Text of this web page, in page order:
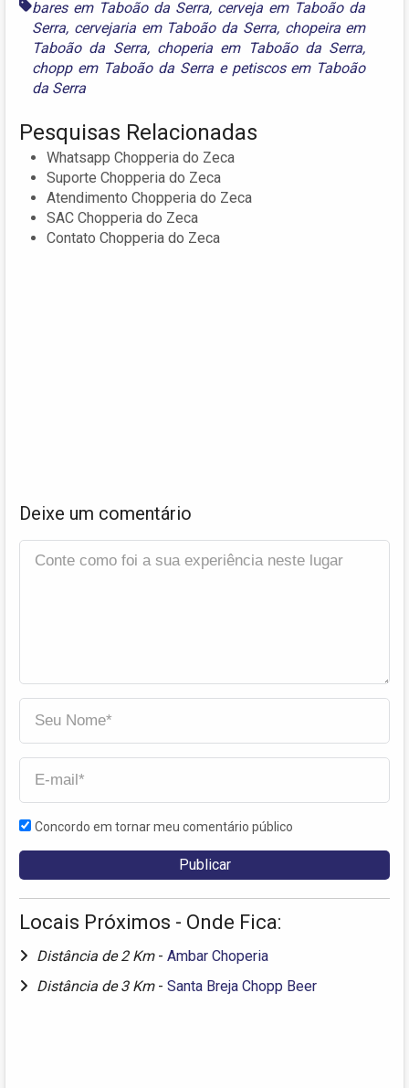
bares em Taboão da Serra, cerveja em Taboão da
Serra, cervejaria em Taboão da Serra, chopeira em
Taboão da Serra, choperia em Taboão da Serra,
chopp em Taboão da Serrae petiscos em Taboão
da Serra
Pesquisas Relacionadas
Whatsapp Chopperia do Zeca
Suporte Chopperia do Zeca
Atendimento Chopperia do Zeca
SAC Chopperia do Zeca
Contato Chopperia do Zeca
Deixe um comentário
Concordo em tornar meu comentário público
Locais Próximos - Onde Fica:
Distância de 2 Km - Ambar Choperia
Distância de 3 Km - Santa Breja Chopp Beer